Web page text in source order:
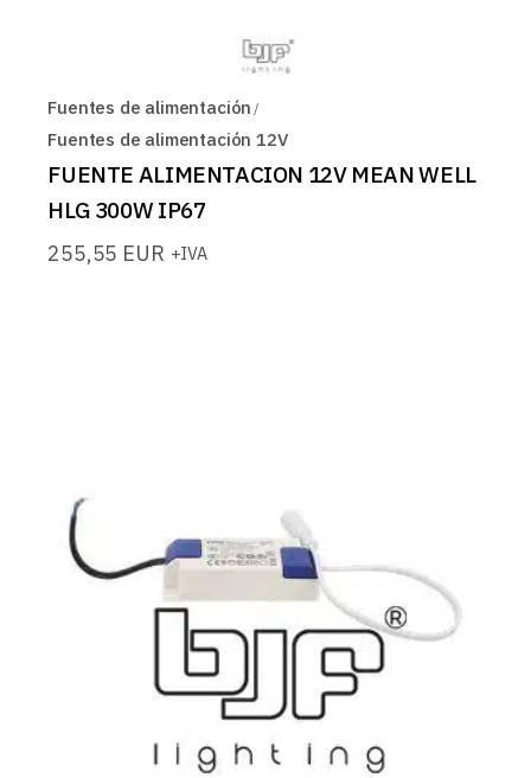
Fuentes de alimentación
Fuentes de alimentación 12V
FUENTE ALIMENTACION 12V MEAN WELL
HLG 300W IP67
255,55 EUR +IVA